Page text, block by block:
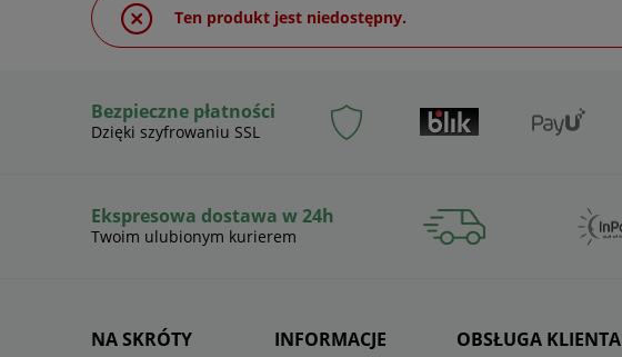
Ten produkt jest niedostępny.
Bezpieczne płatności
Dzięki szyfrowaniu SSL
Ekspresowa dostawa w 24h
Twoim ulubionym kurierem
NA SKRÓTY INFORMACJE OBSŁUGA KLIENTA